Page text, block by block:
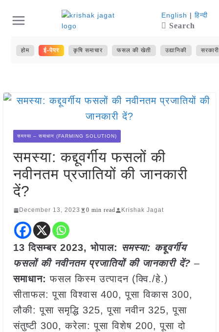
content
English | हिन्दी
Search
होम ई-पेपर कृषि समाचार फसल की खेती उद्यानिकी
समस्या – समाधान (FARMING SOLUTION)
समस्या: कद्दूवर्गीय फसलों की
नवीनतम प्रजातियों की जानकारी
दें?
December 13, 2023 0 min read Krishak Jagat
13 दिसम्बर 2023, भोपाल: समस्या: कद्दूवर्गीय
फसलों की नवीनतम प्रजातियों की जानकारी दें? –
समाधान: फसल किस्म उत्पादन (क्वि./हे.)
सीताफल: पूसा विश्वास 400, पूसा विकास 300,
लौकी: पूसा समृद्धि 325, पूसा नवीन 325, पूसा
संतुष्टी 300, करेला: पूसा विशेष 200, पूसा दो